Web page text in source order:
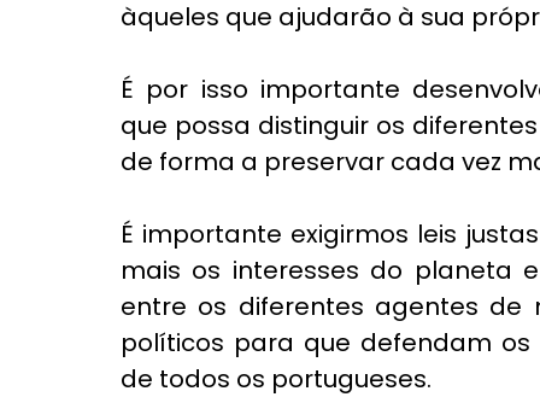
àqueles que ajudarão à sua
É por isso importante
que possa distinguir os
de forma a preservar cada vez
É importante exigirmos leis
mais os interesses do planeta
entre os diferentes agentes de
políticos para que defendam
de todos os portugueses.